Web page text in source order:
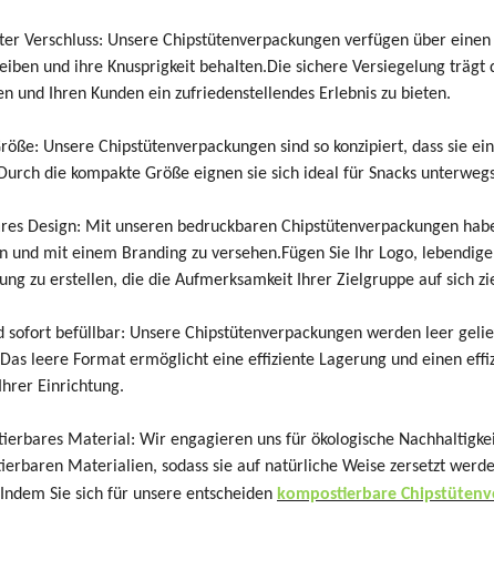
Verschluss: Unsere Chipstütenverpackungen verfügen über
und ihre Knusprigkeit behalten.Die sichere Versiegelung trägt
und Ihren Kunden ein zufriedenstellendes Erlebnis zu bieten.
Unsere Chipstütenverpackungen sind so konzipiert, dass sie
die kompakte Größe eignen sie sich ideal für Snacks
Design: Mit unseren bedruckbaren Chipstütenverpackungen
und mit einem Branding zu versehen.Fügen Sie Ihr Logo,
zu erstellen, die die Aufmerksamkeit Ihrer Zielgruppe auf sich
sofort befüllbar: Unsere Chipstütenverpackungen werden leer
leere Format ermöglicht eine effiziente Lagerung und einen
Einrichtung.
Material: Wir engagieren uns für ökologische
Materialien, sodass sie auf natürliche Weise zersetzt
Sie sich für unsere entscheiden kompostierbare